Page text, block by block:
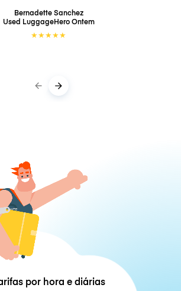
Bernadette Sanchez
Used LuggageHeroOntem
★★★★★
por hora e diárias